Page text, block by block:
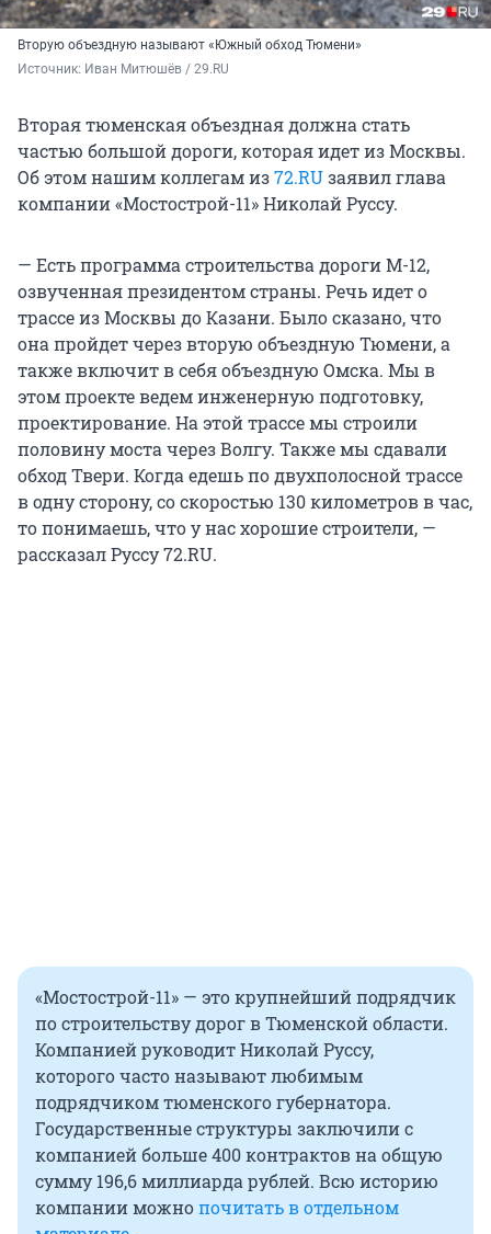
Вторую объездную называют «Южный обход Тюмени»
Источник: Иван Митюшёв / 29.RU
Вторая тюменская объездная должна стать
частью большой дороги, которая идет из Москвы.
Об этом нашим коллегам из72.RUзаявил глава
компании «Мостострой-11» Николай Руссу.
— Есть программа строительства дороги М-12,
озвученная президентом страны. Речь идет о
трассе из Москвы до Казани. Было сказано, что
она пройдет через вторую объездную Тюмени, а
также включит в себя объездную Омска. Мы в
этом проекте ведем инженерную подготовку,
проектирование. На этой трассе мы строили
половину моста через Волгу. Также мы сдавали
обход Твери. Когда едешь по двухполосной трассе
в одну сторону, со скоростью 130 километров в час,
то понимаешь, что у нас хорошие строители, —
рассказал Руссу 72.RU.
«Мостострой-11» — это крупнейший подрядчик
по строительству дорог в Тюменской области.
Компанией руководит Николай Руссу,
которого часто называют любимым
подрядчиком тюменского губернатора.
Государственные структуры заключили с
компанией больше 400 контрактов на общую
сумму 196,6 миллиарда рублей. Всю историю
компании можнопочитать в отдельном